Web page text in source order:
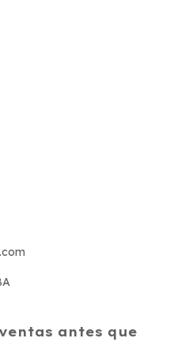
antes que